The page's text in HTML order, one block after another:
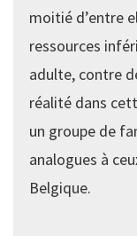
moitié d’entre
ressources
adulte, contre
réalité dans
un groupe de
analogues à
Belgique.